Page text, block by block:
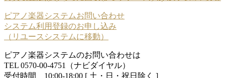
ピアノ楽器システムお問い合わせ
システム利用登録のお申し込み
（リユースシステムに移動）
ピアノ楽器システムのお問い合わせは
TEL 0570-00-4751（ナビダイヤル）
受付時間 10:00-18:00 [ 土・日・祝日除く ]